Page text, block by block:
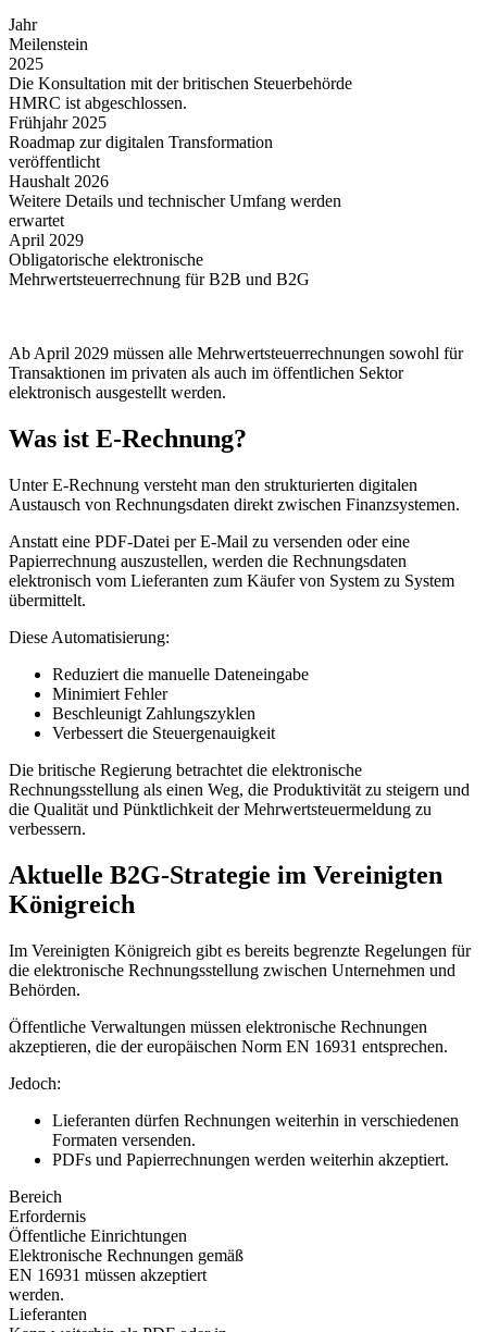
Jahr
Meilenstein
2025
Die Konsultation mit der britischen Steuerbehörde
HMRC ist abgeschlossen.
Frühjahr 2025
Roadmap zur digitalen Transformation
veröffentlicht
Haushalt 2026
Weitere Details und technischer Umfang werden
erwartet
April 2029
Obligatorische elektronische
Mehrwertsteuerrechnung für B2B und B2G
Ab April 2029 müssen alle Mehrwertsteuerrechnungen sowohl für
Transaktionen im privaten als auch im öffentlichen Sektor
elektronisch ausgestellt werden.
Was ist E-Rechnung?
Unter E-Rechnung versteht man den strukturierten digitalen
Austausch von Rechnungsdaten direkt zwischen Finanzsystemen.
Anstatt eine PDF-Datei per E-Mail zu versenden oder eine
Papierrechnung auszustellen, werden die Rechnungsdaten
elektronisch vom Lieferanten zum Käufer von System zu System
übermittelt.
Diese Automatisierung:
Reduziert die manuelle Dateneingabe
Minimiert Fehler
Beschleunigt Zahlungszyklen
Verbessert die Steuergenauigkeit
Die britische Regierung betrachtet die elektronische
Rechnungsstellung als einen Weg, die Produktivität zu steigern und
die Qualität und Pünktlichkeit der Mehrwertsteuermeldung zu
verbessern.
Aktuelle B2G-Strategie im Vereinigten
Königreich
Im Vereinigten Königreich gibt es bereits begrenzte Regelungen für
die elektronische Rechnungsstellung zwischen Unternehmen und
Behörden.
Öffentliche Verwaltungen müssen elektronische Rechnungen
akzeptieren, die der europäischen Norm EN 16931 entsprechen.
Jedoch:
Lieferanten dürfen Rechnungen weiterhin in verschiedenen
Formaten versenden.
PDFs und Papierrechnungen werden weiterhin akzeptiert.
Bereich
Erfordernis
Öffentliche Einrichtungen
Elektronische Rechnungen gemäß
EN 16931 müssen akzeptiert
werden.
Lieferanten